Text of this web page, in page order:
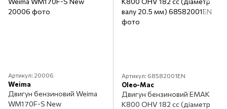
Артикул: 20006
Weima
Двигун бензиновий Weima
WM170F-S New
Артикул: 68582001EN
Oleo-Mac
Двигун бензиновий ЕМАК
К800 OHV 182 cc (діаметр